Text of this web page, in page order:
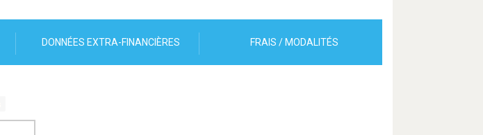
DONNÉES EXTRA-FINANCIÈRES FRAIS / MODALITÉS